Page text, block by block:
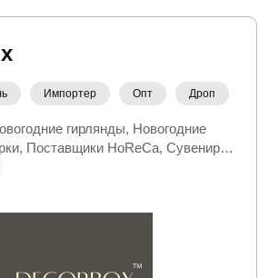
Импортер Опт Дроп
гирлянды Новогодние
Поставщики HoReCa Сувениры